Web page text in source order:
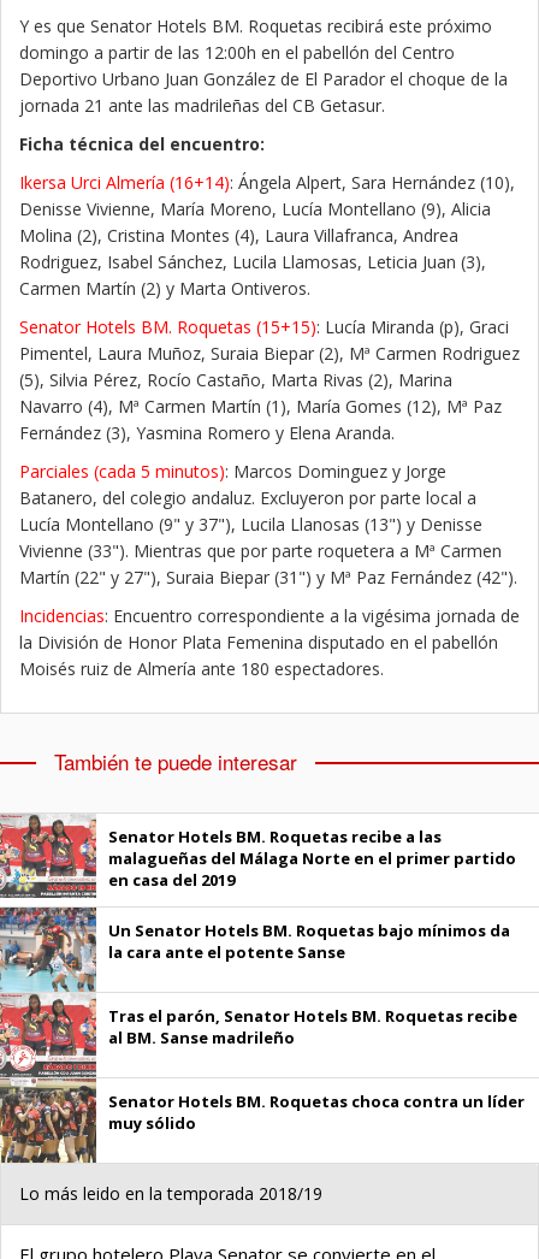
Y es que Senator Hotels BM. Roquetas recibirá este próximo
domingo a partir de las 12:00h en el pabellón del Centro
Deportivo Urbano Juan González de El Parador el choque de la
jornada 21 ante las madrileñas del CB Getasur.
Ficha técnica del encuentro:
Ikersa Urci Almería (16+14): Ángela Alpert, Sara Hernández (10),
Denisse Vivienne, María Moreno, Lucía Montellano (9), Alicia
Molina (2), Cristina Montes (4), Laura Villafranca, Andrea
Rodriguez, Isabel Sánchez, Lucila Llamosas, Leticia Juan (3),
Carmen Martín (2) y Marta Ontiveros.
Senator Hotels BM. Roquetas (15+15): Lucía Miranda (p), Graci
Pimentel, Laura Muñoz, Suraia Biepar (2), Mª Carmen Rodriguez
(5), Silvia Pérez, Rocío Castaño, Marta Rivas (2), Marina
Navarro (4), Mª Carmen Martín (1), María Gomes (12), Mª Paz
Fernández (3), Yasmina Romero y Elena Aranda.
Parciales (cada 5 minutos): Marcos Dominguez y Jorge
Batanero, del colegio andaluz. Excluyeron por parte local a
Lucía Montellano (9" y 37"), Lucila Llanosas (13") y Denisse
Vivienne (33"). Mientras que por parte roquetera a Mª Carmen
Martín (22" y 27"), Suraia Biepar (31") y Mª Paz Fernández (42").
Incidencias: Encuentro correspondiente a la vigésima jornada de
la División de Honor Plata Femenina disputado en el pabellón
Moisés ruiz de Almería ante 180 espectadores.
También te puede interesar
Senator Hotels BM. Roquetas recibe a las
malagueñas del Málaga Norte en el primer partido
en casa del 2019
Un Senator Hotels BM. Roquetas bajo mínimos da
la cara ante el potente Sanse
Tras el parón, Senator Hotels BM. Roquetas recibe
al BM. Sanse madrileño
Senator Hotels BM. Roquetas choca contra un líder
muy sólido
Lo más leido en la temporada 2018/19
El grupo hotelero Playa Senator se convierte en el